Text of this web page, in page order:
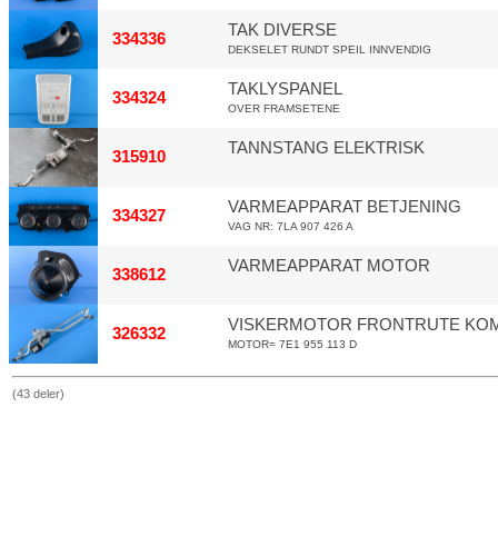
334336 TAK DIVERSE
DEKSELET RUNDT SPEIL INNVENDIG
334324 TAKLYSPANEL
OVER FRAMSETENE
315910 TANNSTANG ELEKTRISK
334327 VARMEAPPARAT BETJENING
VAG NR: 7LA 907 426 A
338612 VARMEAPPARAT MOTOR
326332 VISKERMOTOR FRONTRUTE
MOTOR= 7E1 955 113 D
(43 deler)